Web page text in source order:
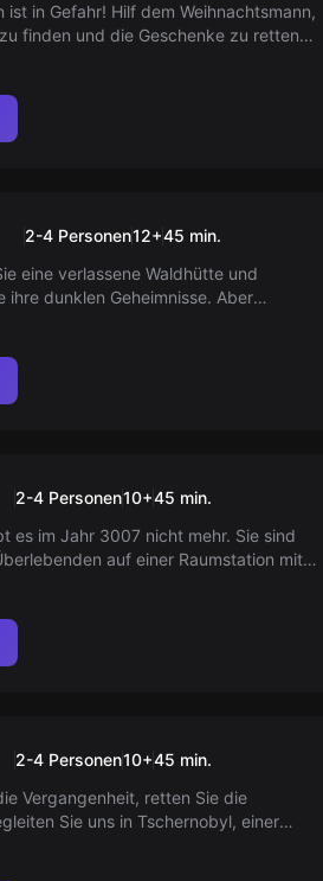
ist in Gefahr! Hilf dem Weihnachtsmann,
finden und die Geschenke zu retten.
Fear VR
2-4 Personen12+45 min.
eine verlassene Waldhütte und
ihre dunklen Geheimnisse. Aber
2-4 Personen10+45 min.
es im Jahr 3007 nicht mehr. Sie sind
auf einer Raumstation mit
VR
2-4 Personen10+45 min.
Vergangenheit, retten Sie die
Sie uns in Tschernobyl, einer